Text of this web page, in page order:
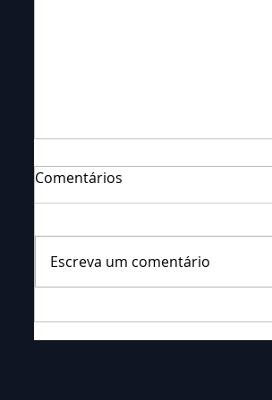
Falecimento: Sr. Neri
Ornieski
Comentários
Escreva um comentário